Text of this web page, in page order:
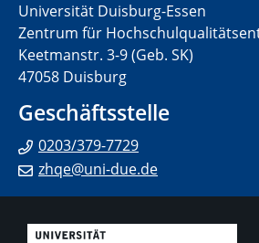
Universität Duisburg-Essen
Zentrum für
Keetmanstr. 3-9 (Geb. SK)
47058 Duisburg
Geschäftsstelle
0203/379-7729
zhqe@uni-due.de